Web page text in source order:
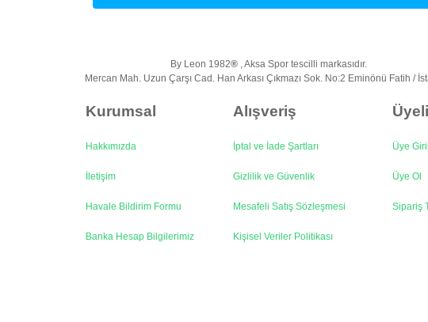
Bu ürüne benzer farklı alternatifler olmalı.
By Leon 1982®, Aksa Spor tescilli markasıdır.
Mercan Mah. Uzun Çarşı Cad. Han Arkası Çıkmazı Sok. No:2 Eminönü Fatih /
Kurumsal Alışveriş
Hakkımızda İptal ve İade Şartları Üye
İletişim Gizlilik ve Güvenlik Üye Ol
Havale Bildirim Formu Mesafeli Satış Sözleşmesi Sipariş
Banka Hesap Bilgilerimiz Kişisel Veriler Politikası